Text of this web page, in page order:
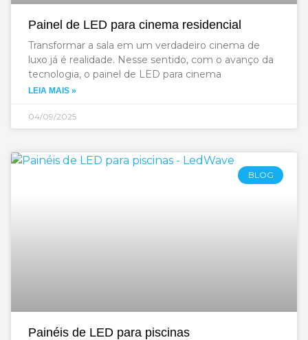
Painel de LED para cinema residencial
Transformar a sala em um verdadeiro cinema de
luxo já é realidade. Nesse sentido, com o avanço da
tecnologia, o painel de LED para cinema
LEIA MAIS »
04/09/2025
BLOG
Painéis de LED para piscinas